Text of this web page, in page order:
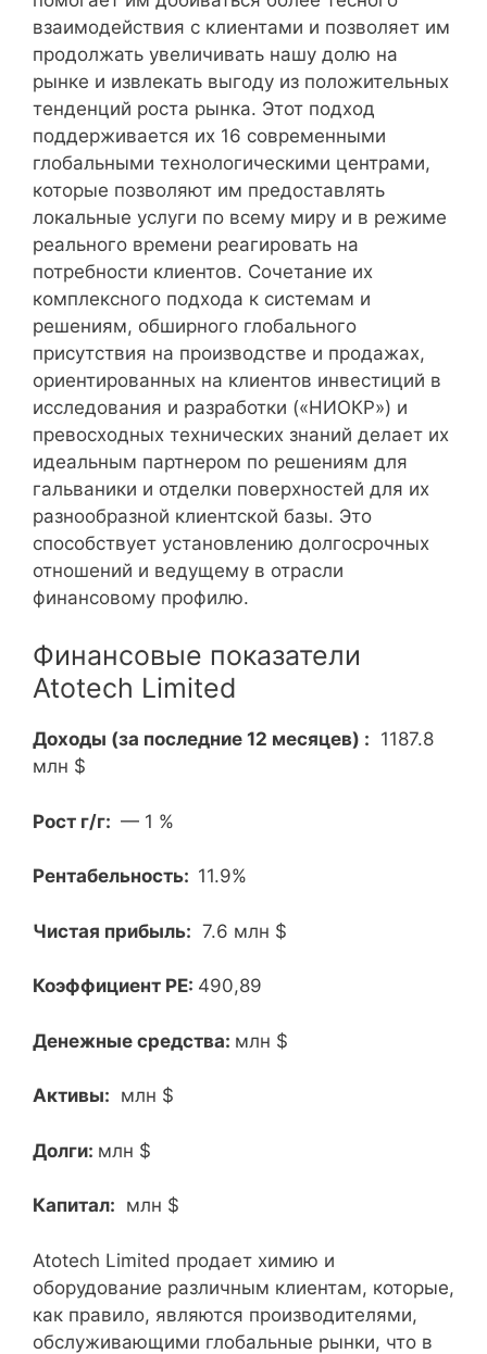
взаимодействия с клиентами и позволяет им
продолжать увеличивать нашу долю на
рынке и извлекать выгоду из положительных
тенденций роста рынка. Этот подход
поддерживается их 16 современными
глобальными технологическими центрами,
которые позволяют им предоставлять
локальные услуги по всему миру и в режиме
реального времени реагировать на
потребности клиентов. Сочетание их
комплексного подхода к системам и
решениям, обширного глобального
присутствия на производстве и продажах,
ориентированных на клиентов инвестиций в
исследования и разработки («НИОКР») и
превосходных технических знаний делает их
идеальным партнером по решениям для
гальваники и отделки поверхностей для их
разнообразной клиентской базы. Это
способствует установлению долгосрочных
отношений и ведущему в отрасли
финансовому профилю.
Финансовые показатели
Atotech Limited
Доходы (за последние 12 месяцев) : 1187.8
млн $
Рост г/г: — 1 %
Рентабельность: 11.9%
Чистая прибыль: 7.6 млн $
Коэффициент PE: 490,89
Денежные средства: млн $
Активы: млн $
Долги: млн $
Капитал: млн $
Atotech Limited продает химию и
оборудование различным клиентам, которые,
как правило, являются производителями,
обслуживающими глобальные рынки, что в